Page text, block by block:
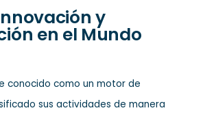
y
en el Mundo
conocido como un motor de
sus actividades de manera